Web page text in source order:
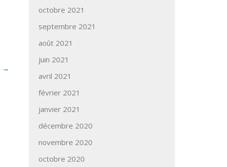
→
octobre 2021
septembre 2021
août 2021
juin 2021
avril 2021
février 2021
janvier 2021
décembre 2020
novembre 2020
octobre 2020